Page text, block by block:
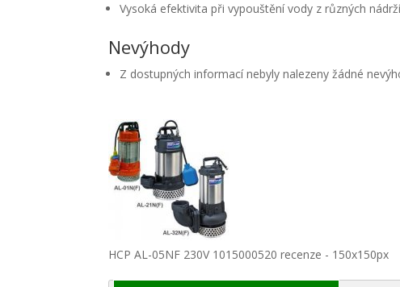
Vysoká efektivita při vypouštění vody z různých
Nevýhody
Z dostupných informací nebyly nalezeny žádné
HCP AL-05NF 230V 1015000520 recenze - 150x150px